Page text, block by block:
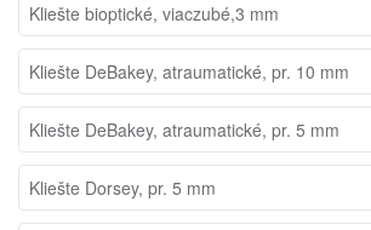
Kliešte bioptické, viaczubé,3 mm
Kliešte DeBakey, atraumatické, pr. 10 mm
Kliešte DeBakey, atraumatické, pr. 5 mm
Kliešte Dorsey, pr. 5 mm